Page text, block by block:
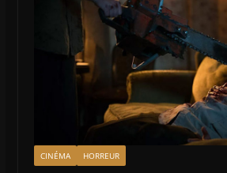
CINÉMA HORREUR